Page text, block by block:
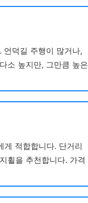
언덕길 주행이 많거나,
소 높지만, 그만큼 높은
적합합니다. 단거리
휠을 추천합니다. 가격